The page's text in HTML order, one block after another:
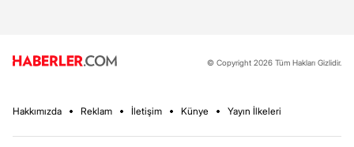
© Copyright 2026 Tüm Hakları Gizlidir.
Hakkımızda Reklam İletişim Künye Yayın İlkeleri